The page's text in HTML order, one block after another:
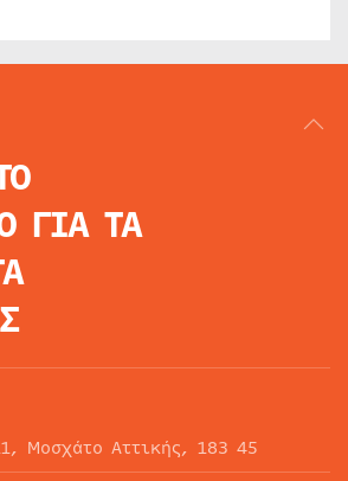
ΓΙΑ ΤΑ
Μοσχάτο Αττικής, 183 45